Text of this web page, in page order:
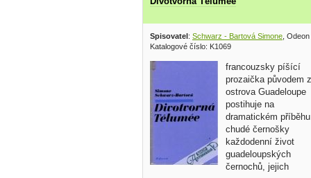
Spisovatel : Schwarz - Bartová Simone ,
Katalogové číslo: K1069
francouzsky píšící
prozaička původem z
ostrova Guadeloupe
postihuje na
dramatickém příběhu
chudé černošky
každodenní život
guadeloupských
černochů, jejich